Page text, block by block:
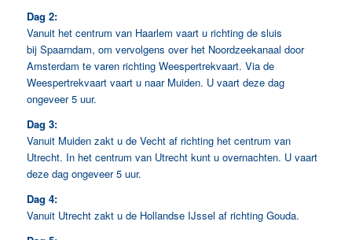
Dag 2:
Vanuit het centrum van Haarlem vaart u richting de sluis
bij Spaarndam, om vervolgens over het Noordzeekanaal door
Amsterdam te varen richting Weespertrekvaart. Via de
Weespertrekvaart vaart u naar Muiden. U vaart deze dag
ongeveer 5 uur.
Dag 3:
Vanuit Muiden zakt u de Vecht af richting het centrum van
Utrecht. In het centrum van Utrecht kunt u overnachten. U vaart
deze dag ongeveer 5 uur.
Dag 4:
Vanuit Utrecht zakt u de Hollandse IJssel af richting Gouda.